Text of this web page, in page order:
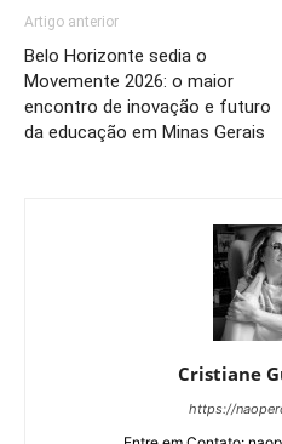
Artigo anterior
Belo Horizonte sedia o
Movemente 2026: o maior
encontro de inovação e futuro
da educação em Minas Gerais
Cristiane
https://